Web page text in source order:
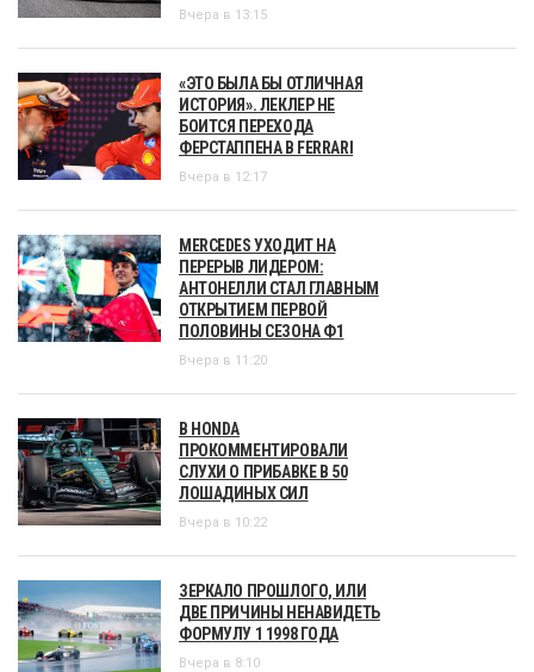
Вчера в 13:15
«ЭТО БЫЛА БЫ ОТЛИЧНАЯ
ИСТОРИЯ». ЛЕКЛЕР НЕ
БОИТСЯ ПЕРЕХОДА
ФЕРСТАППЕНА В FERRARI
Вчера в 12:17
MERCEDES УХОДИТ НА
ПЕРЕРЫВ ЛИДЕРОМ:
АНТОНЕЛЛИ СТАЛ ГЛАВНЫМ
ОТКРЫТИЕМ ПЕРВОЙ
ПОЛОВИНЫ СЕЗОНА Ф1
Вчера в 11:20
В HONDA
ПРОКОММЕНТИРОВАЛИ
СЛУХИ О ПРИБАВКЕ В 50
ЛОШАДИНЫХ СИЛ
Вчера в 10:22
ЗЕРКАЛО ПРОШЛОГО, ИЛИ
ДВЕ ПРИЧИНЫ НЕНАВИДЕТЬ
ФОРМУЛУ 1 1998 ГОДА
Вчера в 8:10